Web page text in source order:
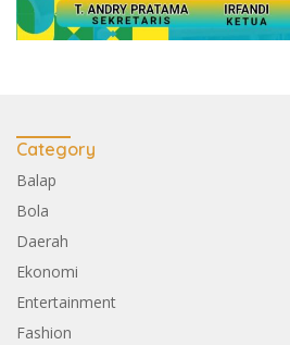
Category
Balap
Bola
Daerah
Ekonomi
Entertainment
Fashion